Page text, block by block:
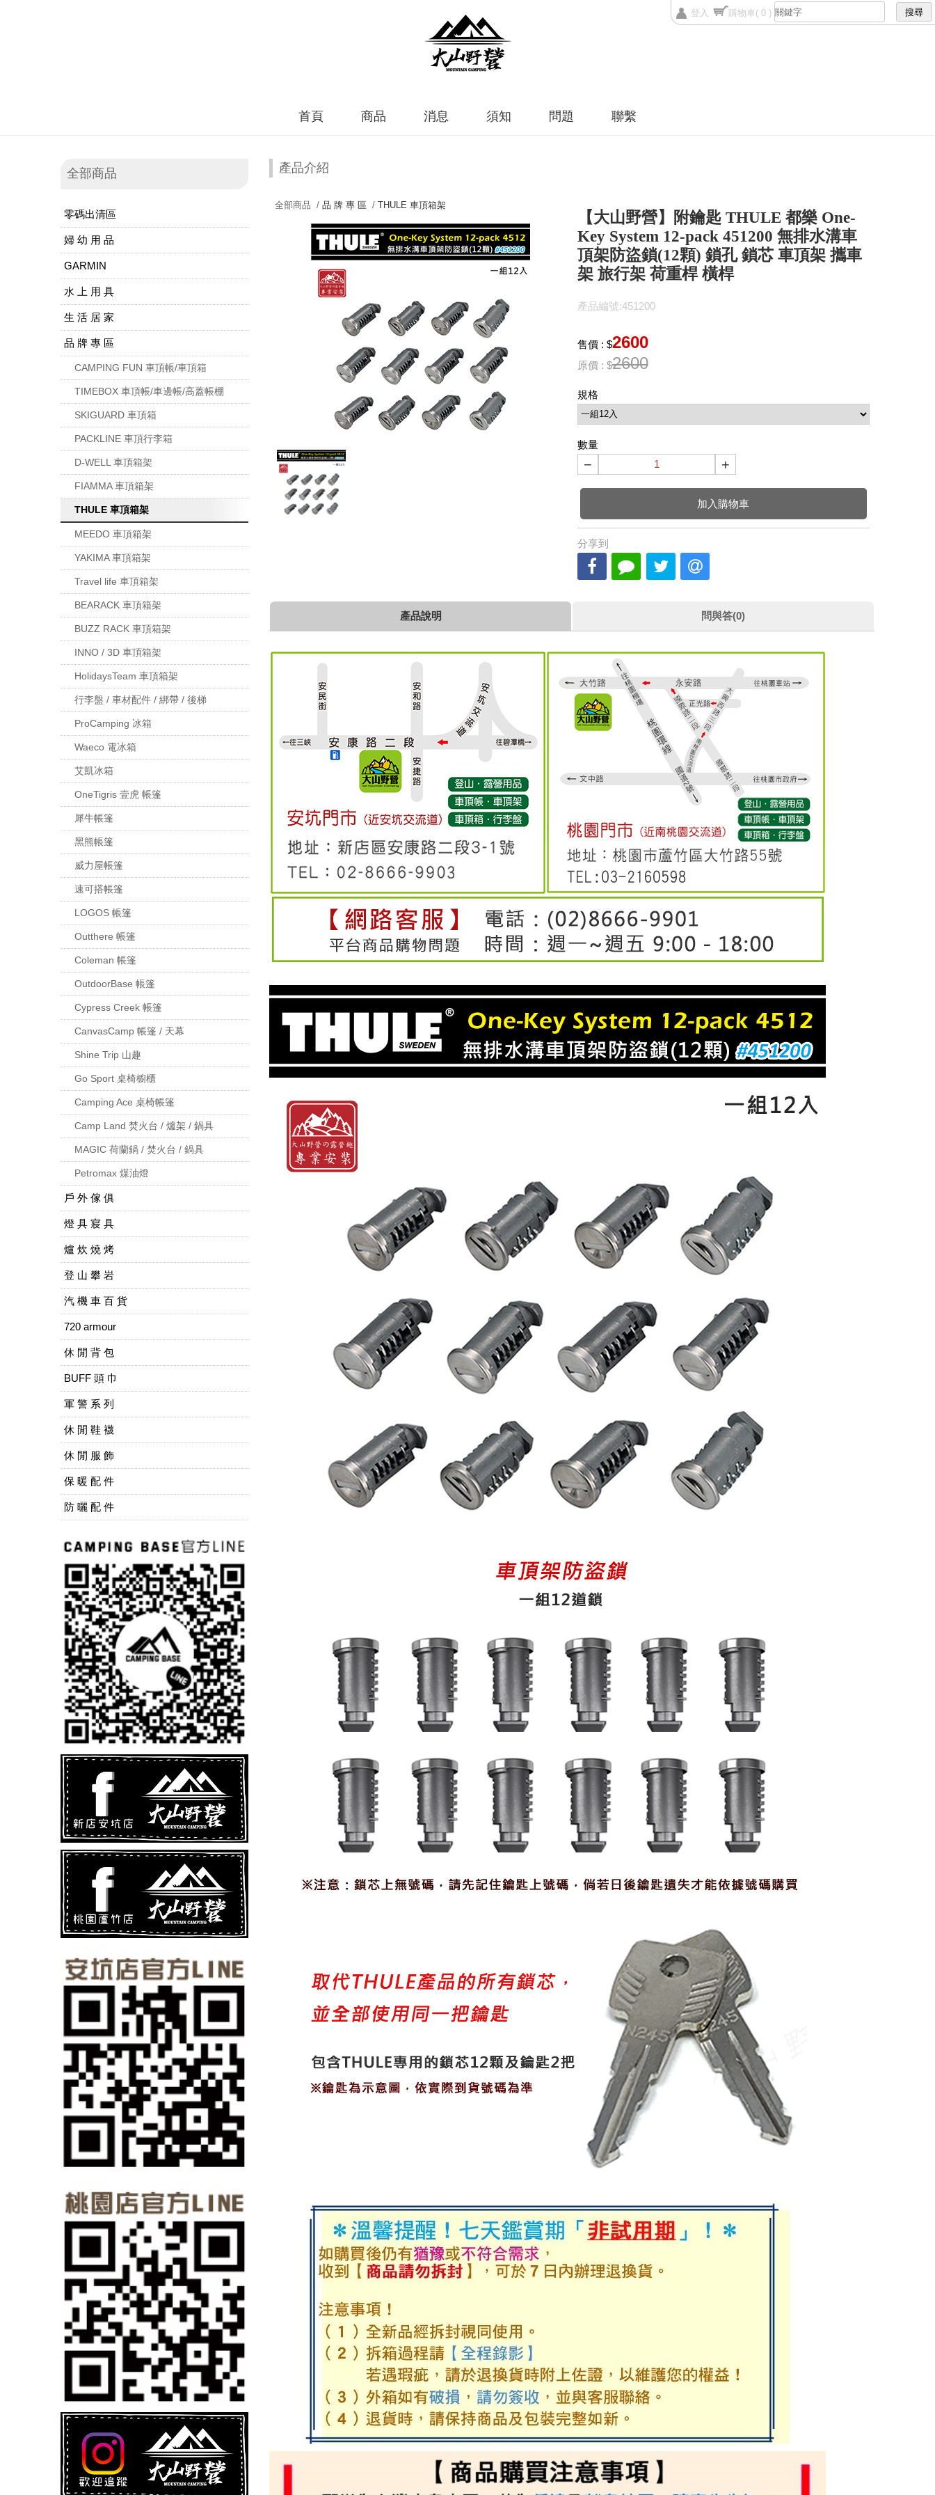
登入 購物車( 0 )
首頁 商品 消息 須知 問題 聯繫
全部商品
零碼出清區
婦 幼 用 品
GARMIN
水 上 用 具
生 活 居 家
品 牌 專 區
CAMPING FUN 車頂帳/車頂箱
TIMEBOX 車頂帳/車邊帳/高蓋帳棚
SKIGUARD 車頂箱
PACKLINE 車頂行李箱
D-WELL 車頂箱架
FIAMMA 車頂箱架
THULE 車頂箱架
MEEDO 車頂箱架
YAKIMA 車頂箱架
Travel life 車頂箱架
BEARACK 車頂箱架
BUZZ RACK 車頂箱架
INNO / 3D 車頂箱架
HolidaysTeam 車頂箱架
行李盤 / 車材配件 / 綁帶 / 後梯
ProCamping 冰箱
Waeco 電冰箱
艾凱冰箱
OneTigris 壹虎 帳篷
犀牛帳篷
黑熊帳篷
威力屋帳篷
速可搭帳篷
LOGOS 帳篷
Outthere 帳篷
Coleman 帳篷
OutdoorBase 帳篷
Cypress Creek 帳篷
CanvasCamp 帳篷 / 天幕
Shine Trip 山趣
Go Sport 桌椅櫥櫃
Camping Ace 桌椅帳篷
Camp Land 焚火台 / 爐架 / 鍋具
MAGIC 荷蘭鍋 / 焚火台 / 鍋具
Petromax 煤油燈
戶 外 傢 俱
燈 具 寢 具
爐 炊 燒 烤
登 山 攀 岩
汽 機 車 百 貨
720 armour
休 閒 背 包
BUFF 頭 巾
軍 警 系 列
休 閒 鞋 襪
休 閒 服 飾
保 暖 配 件
防 曬 配 件
產品介紹
全部商品 / 品 牌 專 區/ THULE 車頂箱架
【大山野營】附鑰匙 THULE 都樂 One-
Key System 12-pack 451200 無排水溝車
頂架防盜鎖(12顆) 鎖孔 鎖芯 車頂架 攜車
架 旅行架 荷重桿 橫桿
產品編號:451200
售價 : $2600
原價 : $2600
規格
數量
− +
加入購物車
分享到
產品說明 問與答(0)